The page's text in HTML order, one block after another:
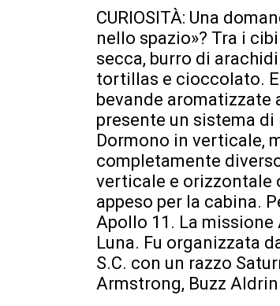
CURIOSITÀ: Una
nello spazio»? Tra i
secca, burro di
tortillas e cioccolato. E
bevande aromatizzate
presente un sistema
Dormono in verticale,
completamente
verticale e orizzontale
appeso per la cabina.
Apollo 11. La missione
Luna. Fu organizzata
S.C. con un razzo
Armstrong, Buzz